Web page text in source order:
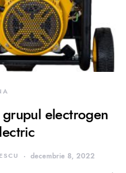
electrogen
decembrie 8, 2022